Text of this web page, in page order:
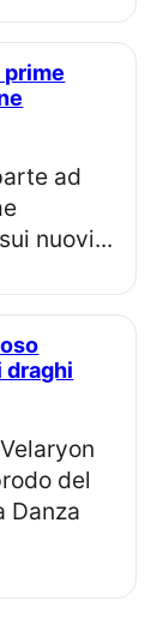
nuovi...
draghi
del
Danza